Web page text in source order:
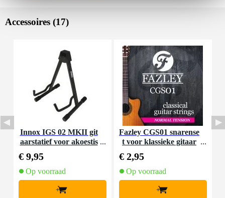
Accessoires (17)
Innox IGS 02 MKII git
aarstatief voor akoestis
€ 9,95
Op voorraad
+
Fazley CGS01 snarense
t voor klassieke gitaar
€ 2,95
Op voorraad
+